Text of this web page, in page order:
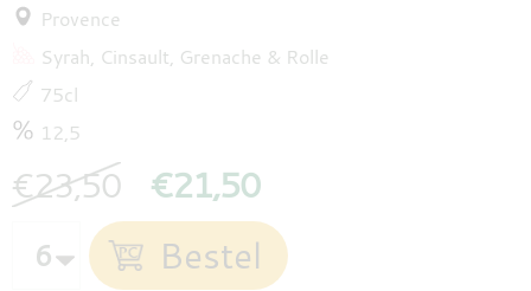
Provence
Syrah Cinsault Grenache
Rolle
75cl
12,5
€23,50 €21,50